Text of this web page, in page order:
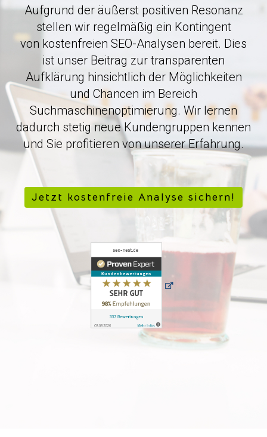
Aufgrund der äußerst positiven Resonanz
stellen wir regelmäßig ein Kontingent
von kostenfreien SEO-Analysen bereit. Dies
ist unser Beitrag zur transparenten
Aufklärung hinsichtlich der Möglichkeiten
und Chancen im Bereich
Suchmaschinenoptimierung. Wir lernen
dadurch stetig neue Kundengruppen kennen
und Sie profitieren von unserer Erfahrung.
Jetzt kostenfreie Analyse sichern!